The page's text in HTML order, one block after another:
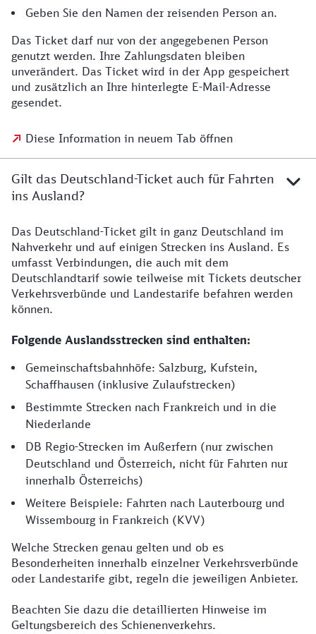
Geben Sie den Namen der reisenden Person an.
Das Ticket darf nur von der angegebenen Person
genutzt werden. Ihre Zahlungsdaten bleiben
unverändert. Das Ticket wird in der App gespeichert
und zusätzlich an Ihre hinterlegte E-Mail-Adresse
gesendet.
Diese Information in neuem Tab öffnen
Gilt das Deutschland-Ticket auch für Fahrten
ins Ausland?
Das Deutschland-Ticket gilt in ganz Deutschland im
Nahverkehr und auf einigen Strecken ins Ausland. Es
umfasst Verbindungen, die auch mit dem
Deutschlandtarif sowie teilweise mit Tickets deutscher
Verkehrsverbünde und Landestarife befahren werden
können.
Folgende Auslandsstrecken sind enthalten:
Gemeinschaftsbahnhöfe: Salzburg, Kufstein,
Schaffhausen (inklusive Zulaufstrecken)
Bestimmte Strecken nach Frankreich und in die
Niederlande
DB Regio-Strecken im Außerfern (nur zwischen
Deutschland und Österreich, nicht für Fahrten nur
innerhalb Österreichs)
Weitere Beispiele: Fahrten nach Lauterbourg und
Wissembourg in Frankreich (KVV)
Welche Strecken genau gelten und ob es
Besonderheiten innerhalb einzelner Verkehrsverbünde
oder Landestarife gibt, regeln die jeweiligen Anbieter.
Beachten Sie dazu die detaillierten Hinweise im
Geltungsbereich des Schienenverkehrs.